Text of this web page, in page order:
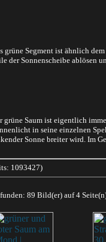
grüne Segment ist ähnlich
der Sonnenscheibe ablösen
grüne Saum ist eigentlich
in seine einzelnen
Sonne breiter wird. Im
1093427)
89 Bild(er) auf 4